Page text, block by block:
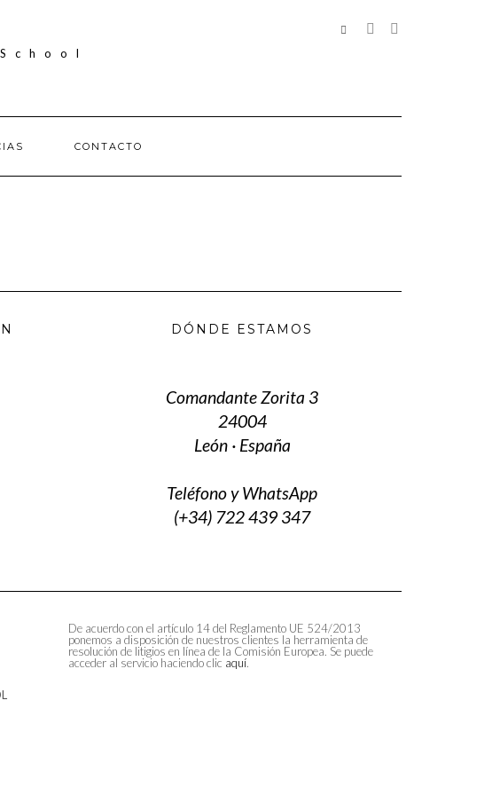
REDES
SOCIALES
CONTACTO
DÓNDE ESTAMOS
Comandante Zorita 3
24004
León · España
Teléfono y WhatsApp
(+34) 722 439 347
De acuerdo con el artículo 14 del Reglamento UE 524/2013
ponemos a disposición de nuestros clientes la herramienta de
resolución de litigios en línea de la Comisión Europea. Se puede
acceder al servicio haciendo clic aquí.